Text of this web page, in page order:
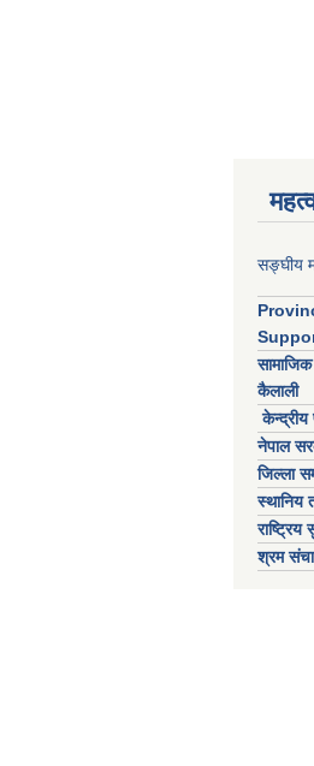
सङ्घीय
कैलाली
केन्द्रीय
नेपाल
जिल्ला
स्थानिय
राष्ट्रिय
श्रम